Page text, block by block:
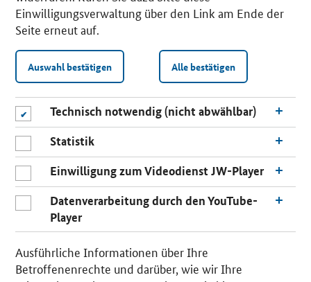
n
Einwilligungsverwaltung über den Link am Ende der
Seite erneut auf.
Auswahl bestätigen Alle bestätigen
Technisch notwendig (nicht abwählbar)
Statistik
Einwilligung zum Videodienst JW-Player
Datenverarbeitung durch den YouTube-
Player
Ausführliche Informationen über Ihre
Betroffenenrechte und darüber, wie wir Ihre